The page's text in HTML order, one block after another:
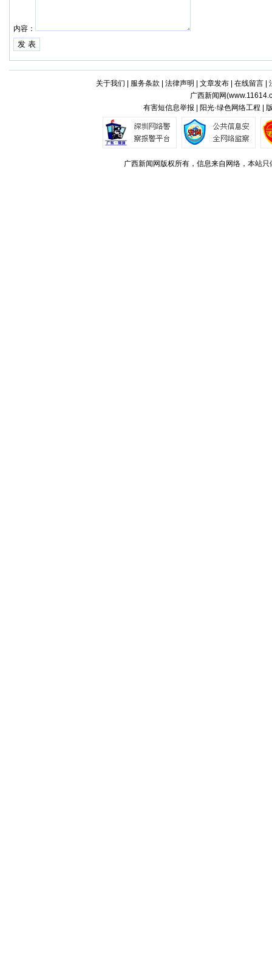
内容：
关于我们 服务条款 法律声明 文章发布| 在线留言|
广西新闻网(
有害短信息举报 | 阳光·绿色网络工程 |
广西新闻网版权所有，信息来自网络，本站